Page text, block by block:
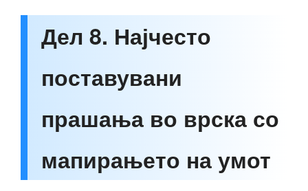
Дел 8. Најчесто
поставувани
прашања во врска со
мапирањето на умот